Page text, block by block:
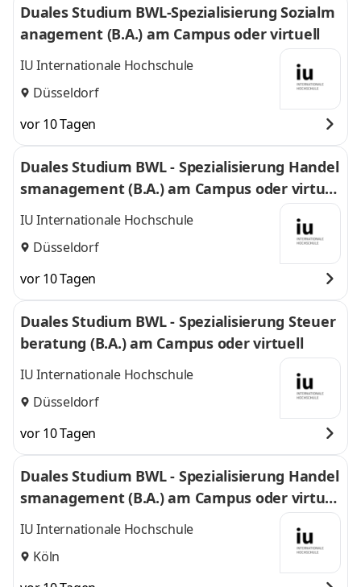
Duales Studium BWL-Spezialisierung Sozialm
anagement (B.A.) am Campus oder virtuell
IU Internationale Hochschule
Düsseldorf
vor 10 Tagen
Duales Studium BWL - Spezialisierung Handel
smanagement (B.A.) am Campus oder virtuel
l
IU Internationale Hochschule
Düsseldorf
vor 10 Tagen
Duales Studium BWL - Spezialisierung Steuer
beratung (B.A.) am Campus oder virtuell
IU Internationale Hochschule
Düsseldorf
vor 10 Tagen
Duales Studium BWL - Spezialisierung Handel
smanagement (B.A.) am Campus oder virtuel
l
IU Internationale Hochschule
Köln